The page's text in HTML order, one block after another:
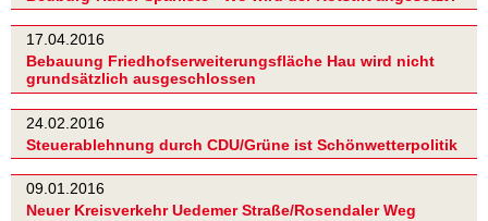
17.04.2016
Bebauung Friedhofserweiterungsfläche Hau wird nicht
grundsätzlich ausgeschlossen
24.02.2016
Steuerablehnung durch CDU/Grüne ist Schönwetterpolitik
09.01.2016
Neuer Kreisverkehr Uedemer Straße/Rosendaler Weg